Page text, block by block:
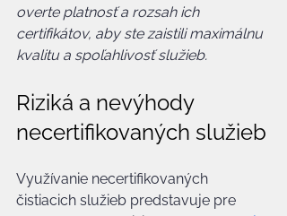
overte platnosť a rozsah ich
certifikátov, aby ste zaistili maximálnu
kvalitu a spoľahlivosť služieb.
Riziká a nevýhody
necertifikovaných služieb
Využívanie necertifikovaných
čistiacich služieb predstavuje pre